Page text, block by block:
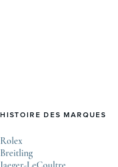
HISTOIRE DES MARQUES
Rolex
Breitling